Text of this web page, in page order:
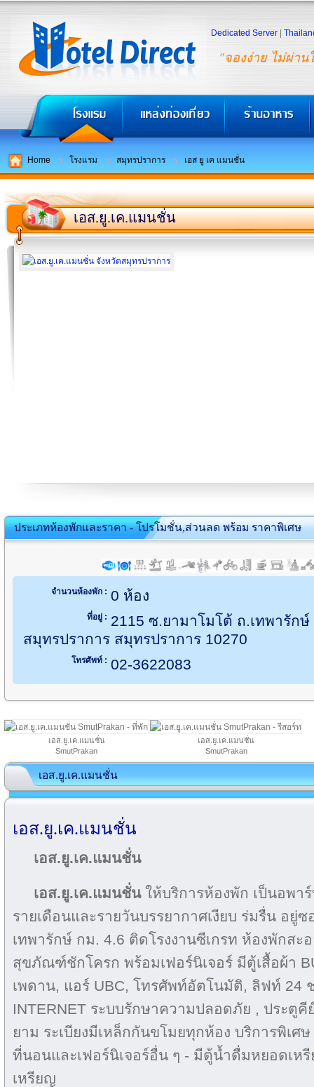
"จองง่าย ไม่ผ่าน
Dedicated Server
Home โรงแรม สมุทรปราการ เอส ยู เค แมนชั่น
เอส.ยู.เค.แมนชั่น
ประเภทห้องพักและราคา - โปรโมชั่น,ส่วนลด พร้อม ราคาพิเศษ
จำนวนห้องพัก : 0 ห้อง
ที่อยู่ : 2115 ซ.ยามาโมโต้ ถ.เทพารักษ์
สมุทรปราการ สมุทรปราการ 10270
โทรศัพท์ : 02-3622083
เอส.ยู.เค.แมนชั่น
SmutPrakan
เอส.ยู.เค.แมนชั่น
SmutPrakan
เอส.ยู.เค.แมนชั่น
เอส.ยู.เค.แมนชั่น
เอส.ยู.เค.แมนชั่น
เอส.ยู.เค.แมนชั่นให้บริการห้องพัก เป็นอพา
รายเดือนและรายวันบรรยากาศเงียบ ร่มรื่น อยู่
เทพารักษ์ กม. 4.6 ติดโรงงานซีเกรท ห้องพักสะ
สุขภัณฑ์ชักโครก พร้อมเฟอร์นิเจอร์ มีตู้เสื้อผ้า
เพดาน, แอร์ UBC, โทรศัพท์อัตโนมัติ, ลิฟท์ 24
INTERNET ระบบรักษาความปลอดภัย , ประตูคี
ยาม ระเบียงมีเหล็กกันขโมยทุกห้อง บริการพิเศษ
ที่นอนและเฟอร์นิเจอร์อื่น ๆ - มีตู้น้ำดื่มหยอดเห
เหรียญ